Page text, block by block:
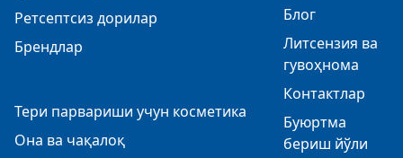
Ретсептсиз дорилар
Брендлар
Тери парвариши учун косметика
Она ва чақалоқ
Блог
Литсензия ва
гувоҳнома
Контактлар
Буюртма
бериш йўли